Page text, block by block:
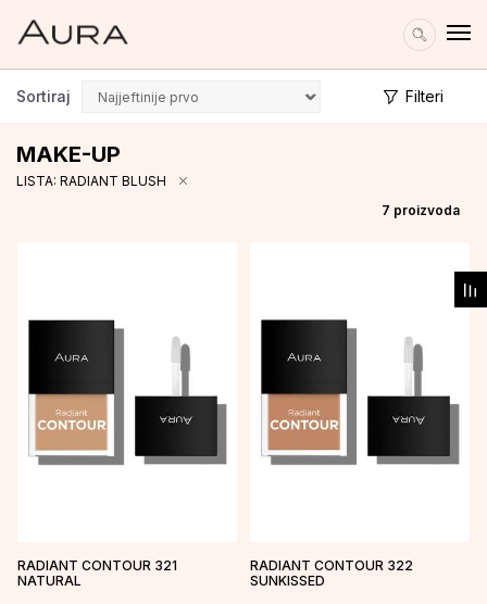
MAKE-UP
Sortiraj Filteri
LISTA: RADIANT BLUSH
7 proizvoda
RADIANT CONTOUR 321
NATURAL
RADIANT CONTOUR 322
SUNKISSED